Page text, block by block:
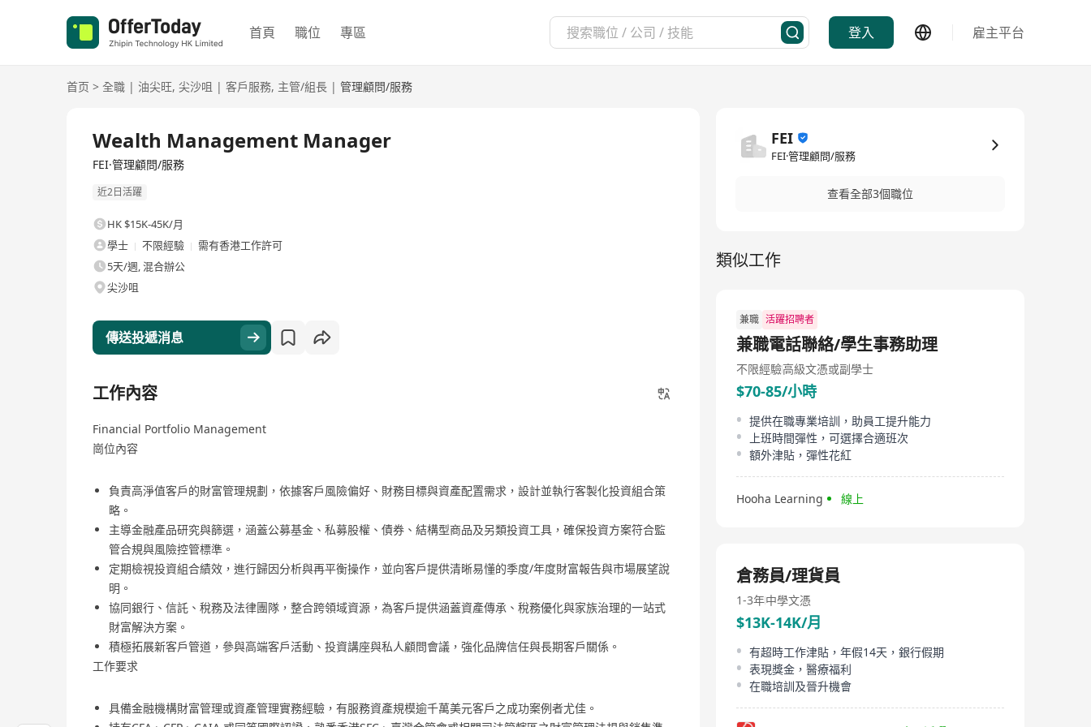
首頁 職位 專區 登入 雇主平台
首页 > 全職 | 油尖旺, 尖沙咀 | 客戶服務, 主管/組長 | 管理顧問/服務
Wealth Management Manager
FEI·管理顧問/服務
近2日活躍
HK $15K-45K/月
學士
不限經驗
需有香港工作許可
5天/週, 混合辦公
尖沙咀
傳送投遞消息
工作內容
Financial Portfolio Management
崗位內容
負責高淨值客戶的財富管理規劃，依據客戶風險偏好、財務目標與資產配置需求，設計並執行客製化投資組合策
略。
主導金融產品研究與篩選，涵蓋公募基金、私募股權、債券、結構型商品及另類投資工具，確保投資方案符合監
管合規與風險控管標準。
定期檢視投資組合績效，進行歸因分析與再平衡操作，並向客戶提供清晰易懂的季度/年度財富報告與市場展望說
明。
協同銀行、信託、稅務及法律團隊，整合跨領域資源，為客戶提供涵蓋資產傳承、稅務優化與家族治理的一站式
財富解決方案。
積極拓展新客戶管道，參與高端客戶活動、投資講座與私人顧問會議，強化品牌信任與長期客戶關係。
工作要求
具備金融機構財富管理或資產管理實務經驗，有服務資產規模逾千萬美元客戶之成功案例者尤佳。
FEI
FEI·管理顧問/服務
查看全部3個職位
類似工作
兼職 活躍招聘者
兼職電話聯絡/學生事務助理
不限經驗高級文憑或副學士
$70-85/小時
提供在職專業培訓，助員工提升能力
上班時間彈性，可選擇合適班次
額外津貼，彈性花紅
Hooha Learning 線上
倉務員/理貨員
1-3年中學文憑
$13K-14K/月
有超時工作津貼，年假14天，銀行假期
表現獎金，醫療福利
在職培訓及晉升機會